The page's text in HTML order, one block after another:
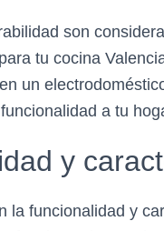
son
tu cocina
un
a tu
y
la funcionalidad y